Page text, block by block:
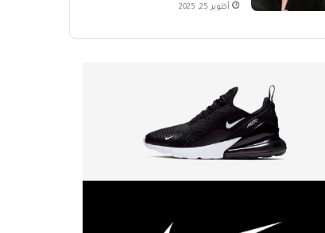
أكتوبر 25, 2025